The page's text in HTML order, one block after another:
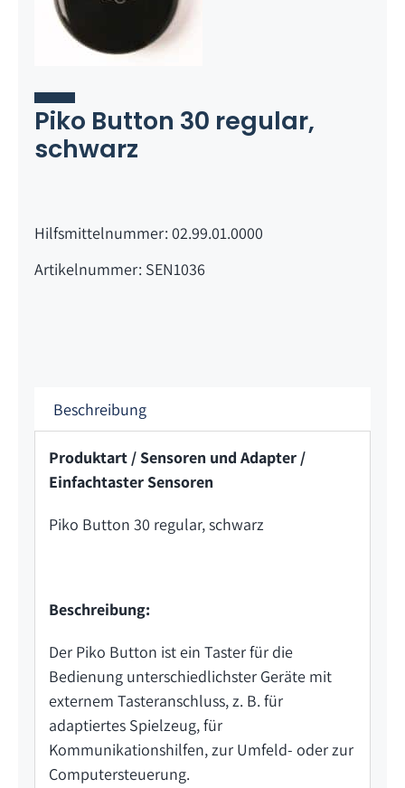
Piko Button 30 regular,
schwarz
Hilfsmittelnummer: 02.99.01.0000
Artikelnummer: SEN1036
Beschreibung
Produktart / Sensoren und Adapter /
Einfachtaster Sensoren
Piko Button 30 regular, schwarz
Beschreibung:
Der Piko Button ist ein Taster für die
Bedienung unterschiedlichster Geräte mit
externem Tasteranschluss, z. B. für
adaptiertes Spielzeug, für
Kommunikationshilfen, zur Umfeld- oder zur
Computersteuerung.